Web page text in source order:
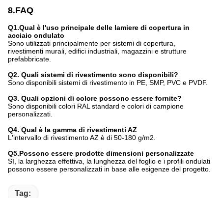
8.FAQ
Q1.Qual è l'uso principale delle lamiere di copertura in
acciaio ondulato
Sono utilizzati principalmente per sistemi di copertura,
rivestimenti murali, edifici industriali, magazzini e strutture
prefabbricate.
Q2. Quali sistemi di rivestimento sono disponibili?
Sono disponibili sistemi di rivestimento in PE, SMP, PVC e PVDF.
Q3. Quali opzioni di colore possono essere fornite?
Sono disponibili colori RAL standard e colori di campione
personalizzati.
Q4. Qual è la gamma di rivestimenti AZ
L'intervallo di rivestimento AZ è di 50-180 g/m2.
Q5.Possono essere prodotte dimensioni personalizzate
Sì, la larghezza effettiva, la lunghezza del foglio e i profili ondulati
possono essere personalizzati in base alle esigenze del progetto.
Tag: